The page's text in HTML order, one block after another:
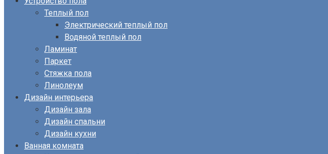
Теплый пол
Электрический теплый пол
Водяной теплый пол
Ламинат
Паркет
Стяжка пола
Линолеум
Дизайн интерьера
Дизайн зала
Дизайн спальни
Дизайн кухни
Ванная комната